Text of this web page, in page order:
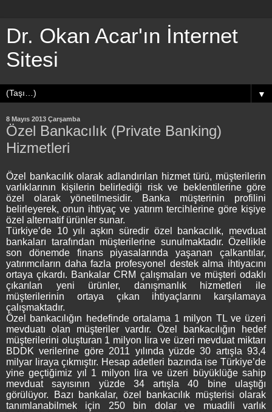
Dr. Okan Acar'ın İnternet
Sitesi
▼
8 Mayıs 2013 Çarşamba
Özel Bankacılık (Private Banking)
Hizmetleri
Özel bankacılık olarak adlandırılan hizmet türü, müşterilerin
varlıklarının kişilerin belirlediği risk ve beklentilerine göre
özel olarak yönetilmesidir. Banka müşterinin profilini
belirleyerek, onun ihtiyaç ve yatırım tercihlerine göre kişiye
özel alternatif ürünler sunar.
Türkiye’de 10 yılı aşkın süredir özel bankacılık, mevduat
bankaları tarafından müşterilerine sunulmaktadır. Özellikle
son dönemde finans piyasalarında yaşanan çalkantılar,
yatırımcıların daha fazla profesyonel destek alma ihtiyacını
ortaya çıkardı. Bankalar CRM çalışmaları ve müşteri odaklı
çıkarılan yeni ürünler, danışmanlık hizmetleri ile
müşterilerinin ortaya çıkan ihtiyaçlarını karşılamaya
çalışmaktadır.
Özel bankacılığın hedefinde ortalama 1 milyon TL ve üzeri
mevduatı olan müşteriler vardır. Özel bankacılığın hedef
müşterilerini oluşturan 1 milyon lira ve üzeri mevduat miktarı
BDDK verilerine göre 2011 yılında yüzde 30 artışla 93,4
milyar liraya çıkmıştır. Hesap adetleri bazında ise Türkiye’de
yine geçtiğimiz yıl 1 milyon lira ve üzeri büyüklüğe sahip
mevduat sayısının yüzde 34 artışla 40 bine ulaştığı
görülüyor. Bazı bankalar, özel bankacılık müşterisi olarak
tanımlanabilmek için 250 bin dolar ve muadili varlık